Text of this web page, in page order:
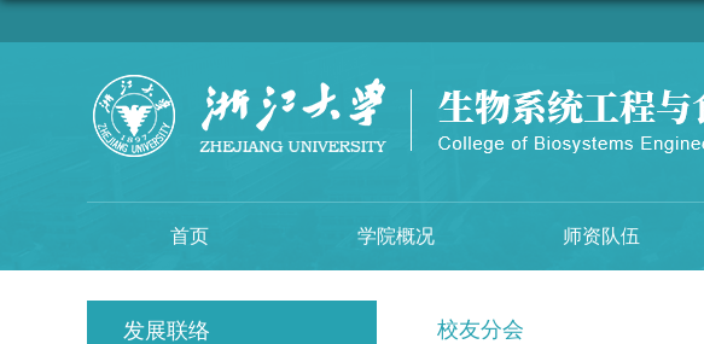
首页 学院概况 师资队伍
发展联络 校友分会